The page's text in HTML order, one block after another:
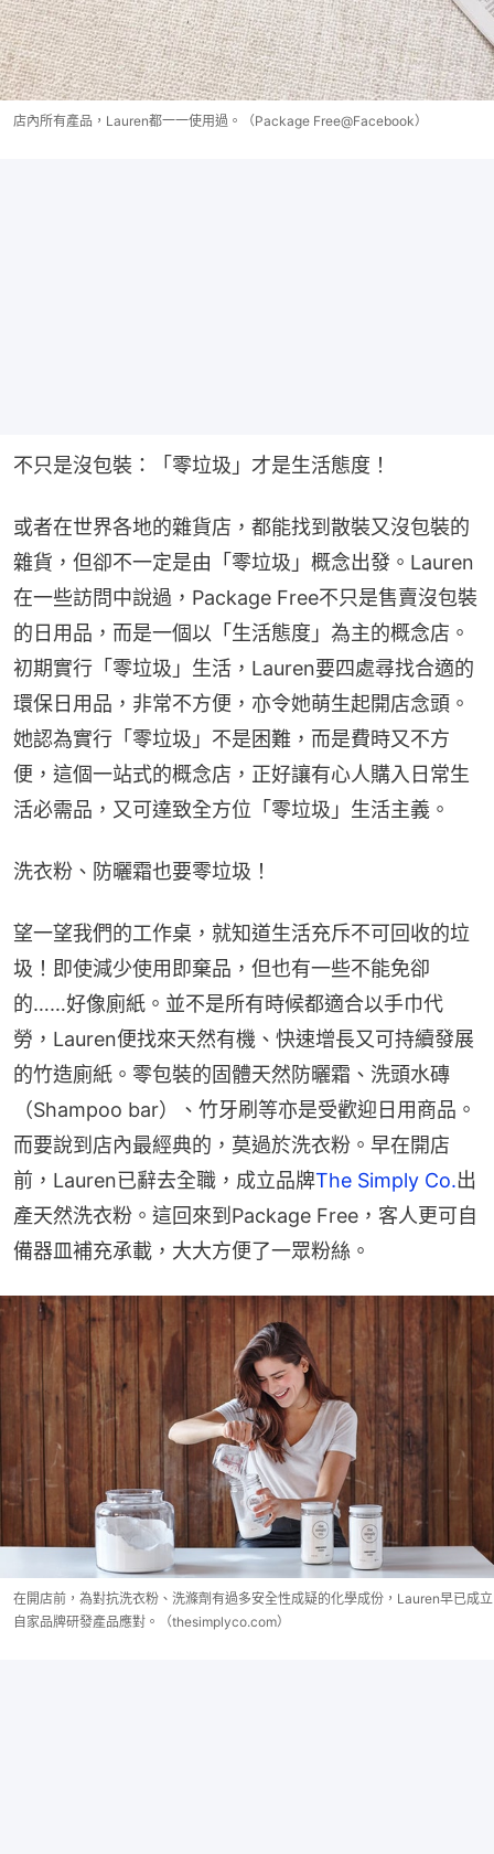
店內所有產品，Lauren都一一使用過。（Package Free@Facebook）
不只是沒包裝：「零垃圾」才是生活態度！
或者在世界各地的雜貨店，都能找到散裝又沒包裝的
雜貨，但卻不一定是由「零垃圾」概念出發。Lauren
在一些訪問中說過，Package Free不只是售賣沒包裝
的日用品，而是一個以「生活態度」為主的概念店。
初期實行「零垃圾」生活，Lauren要四處尋找合適的
環保日用品，非常不方便，亦令她萌生起開店念頭。
她認為實行「零垃圾」不是困難，而是費時又不方
便，這個一站式的概念店，正好讓有心人購入日常生
活必需品，又可達致全方位「零垃圾」生活主義。
洗衣粉、防曬霜也要零垃圾！
望一望我們的工作桌，就知道生活充斥不可回收的垃
圾！即使減少使用即棄品，但也有一些不能免卻
的……好像廁紙。並不是所有時候都適合以手巾代
勞，Lauren便找來天然有機、快速增長又可持續發展
的竹造廁紙。零包裝的固體天然防曬霜、洗頭水磚
（Shampoo bar）、竹牙刷等亦是受歡迎日用商品。
而要說到店內最經典的，莫過於洗衣粉。早在開店
前，Lauren已辭去全職，成立品牌The Simply Co.出
產天然洗衣粉。這回來到Package Free，客人更可自
備器皿補充承載，大大方便了一眾粉絲。
在開店前，為對抗洗衣粉、洗滌劑有過多安全性成疑的化學成份，Lauren早已成立
自家品牌研發產品應對。（thesimplyco.com）